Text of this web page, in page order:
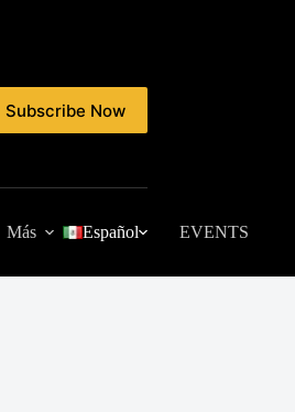
Subscribe Now
Más EVENTS
Español